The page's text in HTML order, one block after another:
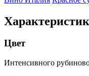
Цвет
Интенсивного